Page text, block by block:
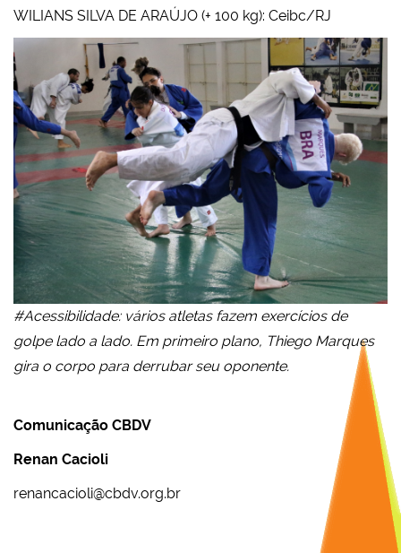
WILIANS SILVA DE ARAÚJO (+ 100 kg): Ceibc/RJ
#Acessibilidade: vários atletas fazem exercícios de
golpe lado a lado. Em primeiro plano, Thiego Marques
gira o corpo para derrubar seu oponente.
Comunicação CBDV
Renan Cacioli
renancacioli@cbdv.org.br